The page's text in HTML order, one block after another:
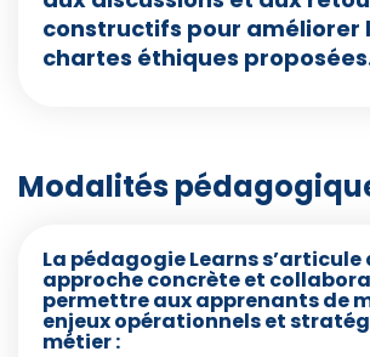
constructifs pour améliorer
chartes éthiques
Modalités
La pédagogie Learns s’articule
approche concrète et
permettre aux apprenants de
enjeux opérationnels et
métier :